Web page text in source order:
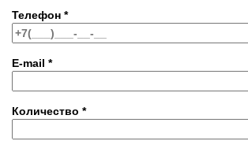
Телефон *
E-mail *
Количество *